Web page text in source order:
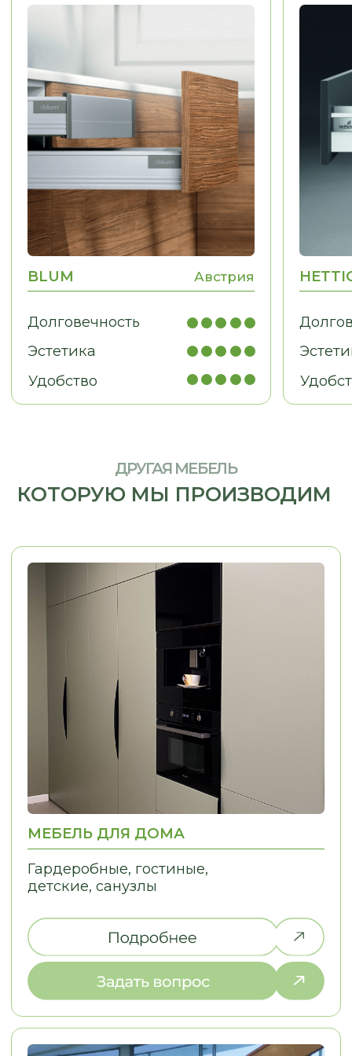
Дайте нам знать, и мы найдем
решение для вашей идеи!
ЧТО ИСКАЛИ?
МЕБЕЛЬ ДЛЯ ДОМА
Гардеробные, гостиные,
детские, санузлы
Рабочие места, мебель для
кабинетов, зоны ресепшн
С НАМИ УДОБНО — МЫ
ПРЕВРАЩАЕМ СЛОЖНЫЕ ДЛЯ ВАС